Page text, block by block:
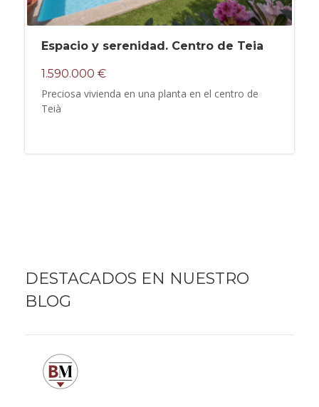
Espacio y serenidad. Centro de Teia
1.590.000 €
Preciosa vivienda en una planta en el centro de
Teià
DESTACADOS EN NUESTRO
BLOG